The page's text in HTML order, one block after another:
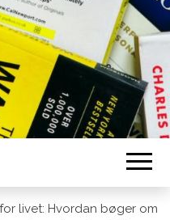
livet: Hvordan bøger om